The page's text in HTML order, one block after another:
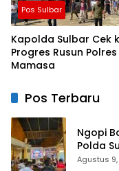
Pos Sulbar
Kapolda Sulbar Cek
Progres Rusun Polres
Mamasa
Pos Terbaru
Ngopi
Polda
Putih
Agustus